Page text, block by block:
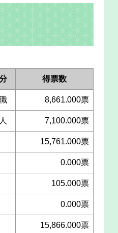
得票数
8,661.000票
7,100.000票
15,761.000票
0.000票
105.000票
0.000票
15,866.000票